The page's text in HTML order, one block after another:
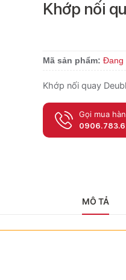
Khớp nối
Mã sản phẩm: Đang
Khớp nối quay
Gọi mua
MÔ TẢ